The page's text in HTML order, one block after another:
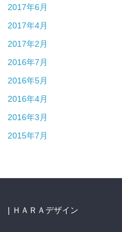
2017年6月
2017年4月
2017年2月
2016年7月
2016年5月
2016年4月
2016年3月
2015年7月
| ＨＡＲＡデザイン